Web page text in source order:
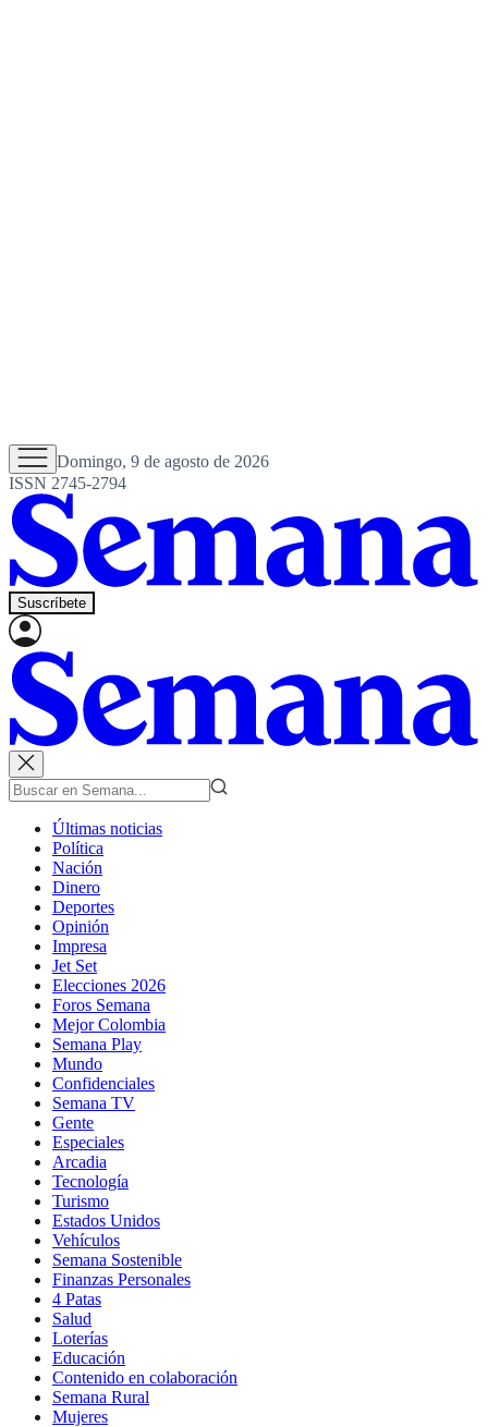
Domingo, 9 de agosto de 2026
ISSN 2745-2794
Suscríbete
Últimas noticias
Política
Nación
Dinero
Deportes
Opinión
Impresa
Jet Set
Elecciones 2026
Foros Semana
Mejor Colombia
Semana Play
Mundo
Confidenciales
Semana TV
Gente
Especiales
Arcadia
Tecnología
Turismo
Estados Unidos
Vehículos
Semana Sostenible
Finanzas Personales
4 Patas
Salud
Loterías
Educación
Contenido en colaboración
Semana Rural
Mujeres